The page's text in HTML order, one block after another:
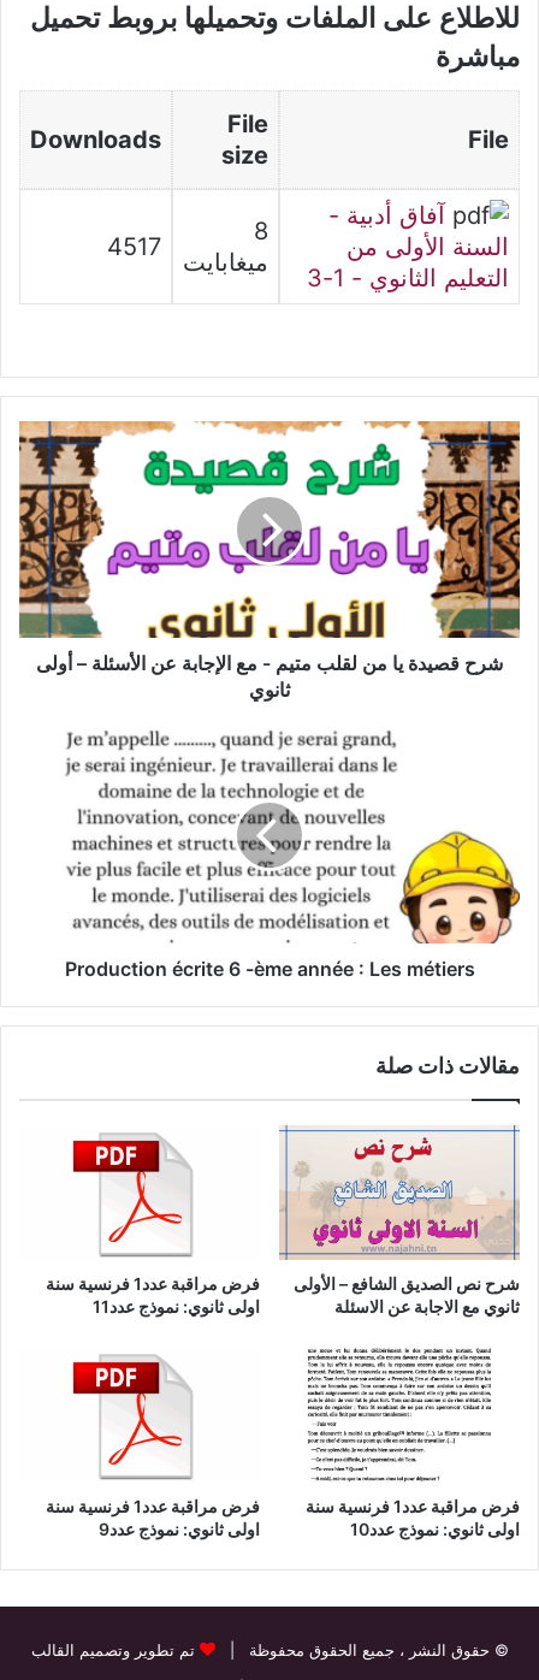
للاطلاع على الملفات وتحميلها بروبط تحميل
مباشرة
File
File
size
Downloads
آفاق أدبية -
السنة الأولى من
التعليم الثانوي - 1-3
8
ميغابايت
4517
شرح
قصيدة
يا
من
لقلب
متيم
-
مع
الإجابة
عنشرح قصيدة يا من لقلب متيم - مع الإجابة عن الأسئلة – أولى
ثانوي
année
Les
métiers
Production écrite 6 -ème année : Les métiers
مقالات ذات صلة
شرح نص الصديق الشافع – الأولى
ثانوي مع الاجابة عن الاسئلة
فرض مراقبة عدد1 فرنسية سنة
اولى ثانوي: نموذج عدد11
فرض مراقبة عدد1 فرنسية سنة
اولى ثانوي: نموذج عدد10
فرض مراقبة عدد1 فرنسية سنة
اولى ثانوي: نموذج عدد9
© حقوق النشر ، جميع الحقوق محفوظة |
تم تطوير وتصميم القالب